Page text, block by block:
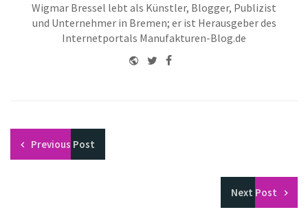
Wigmar Bressel lebt als Künstler, Blogger, Publizist
und Unternehmer in Bremen; er ist Herausgeber des
Internetportals Manufakturen-Blog.de
WebsiteTwitterFacebook
Previous Post
Next Post